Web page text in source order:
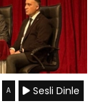
A Sesli Dinle